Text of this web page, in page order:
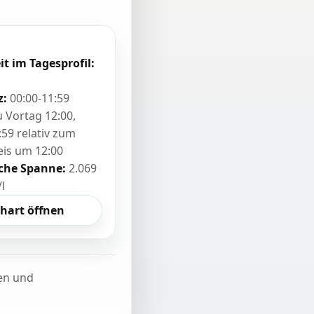
im Tagesprofil:
00:00-11:59
Vortag 12:00,
relativ zum
um 12:00
Spanne: 2.069
öffnen
und